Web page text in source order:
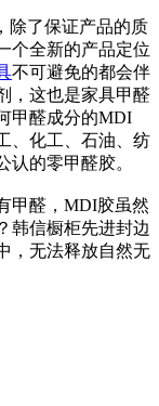
除了保证产品的质
个全新的产品定位
不可避免的都会伴
，这也是家具甲醛
甲醛成分的MDI
、化工、石油、纺
的零甲醛胶。
甲醛，MDI胶虽然
韩信橱柜先进封边
，无法释放自然无